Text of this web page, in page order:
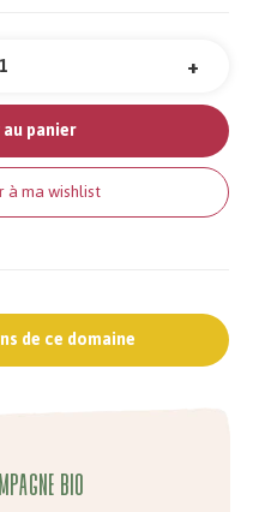
+
panier
ma wishlist
de ce domaine
bio